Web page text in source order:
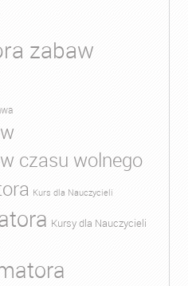
zabaw
czasu wolnego
Kurs dla Nauczycieli
Kursy dla Nauczycieli